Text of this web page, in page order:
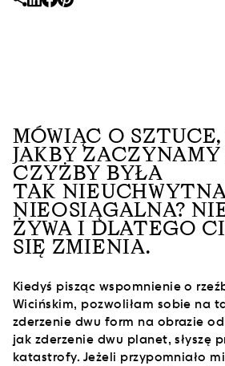
MÓWIĄC O
JAKBY ZACZYNAMY
CZYŻBY BYŁA
TAK
NIEOSIĄGALNA?
ŻYWA I DLATEGO
SIĘ ZMIENIA.
Kiedyś pisząc wspomnienie o
Wicińskim, pozwoliłam sobie na
zderzenie dwu form na obrazie
jak zderzenie dwu planet, słyszę
katastrofy. Jeżeli przypomniało